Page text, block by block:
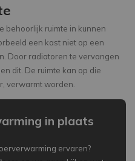
behoorlijk ruimte in kunnen
een kast niet op een
Door radiatoren te vervangen
dit. De ruimte kan op die
verwarmt worden.
in plaats
ervaren?